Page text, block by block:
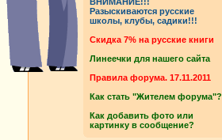
Разыскиваются русские
школы, клубы, садики!!!
Cкидка 7% на русские книги
Линеечки для нашего сайта
Правила форума. 17.11.2011
Как стать "Жителем форума"?
Как добавить фото или
картинку в сообщение?